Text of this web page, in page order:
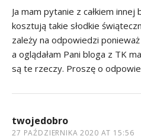
Ja mam pytanie z całkiem
kosztują takie słodkie
zależy na odpowiedzi
a oglądałam Pani bloga z TK
są te rzeczy. Proszę o
twojedobro
27 PAŹDZIERNIKA 2020 AT 15:56